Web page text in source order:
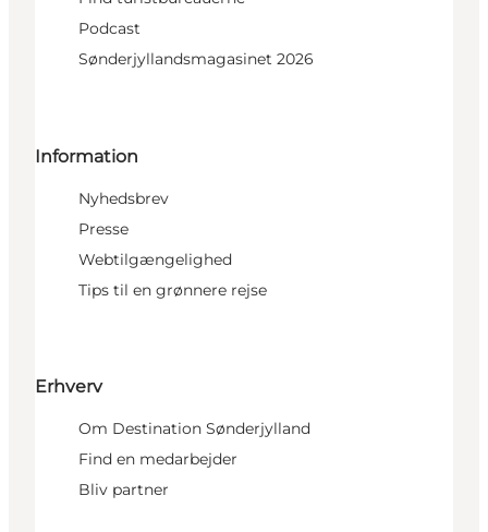
Podcast
Sønderjyllandsmagasinet 2026
Information
Nyhedsbrev
Presse
Webtilgængelighed
Tips til en grønnere rejse
Erhverv
Om Destination Sønderjylland
Find en medarbejder
Bliv partner